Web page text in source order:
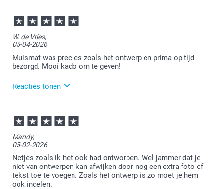
29-04-2026
11:09
Bedankt voor je review. Wat ontzettend vervelend om
te lezen. Je mag altijd even contact met de
klantenservice opnemen. Zij kijken graag met je mee
naar een eventuele passende oplossing!
W. de Vries,
05-04-2026
Muismat was precies zoals het ontwerp en prima op tijd
bezorgd. Mooi kado om te geven!
Reacties tonen
07-04-2026
15:17
Veel plezier van de muismat.
Mandy,
05-02-2026
Netjes zoals ik het ook had ontworpen. Wel jammer dat je
niet van ontwerpen kan afwijken door nog een extra foto of
tekst toe te voegen. Zoals het ontwerp is zo moet je hem
ook indelen.